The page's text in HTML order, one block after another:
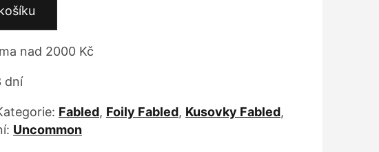
nad 2000 Kč
dní
Fabled, Foily Fabled, Kusovky Fabled,
Uncommon